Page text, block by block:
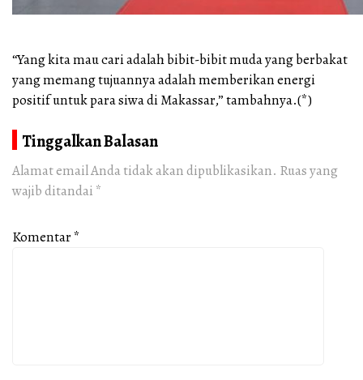
“Yang kita mau cari adalah bibit-bibit muda yang berbakat
yang memang tujuannya adalah memberikan energi
positif untuk para siwa di Makassar,” tambahnya.(*)
Tinggalkan Balasan
Alamat email Anda tidak akan dipublikasikan. Ruas yang
wajib ditandai *
Komentar*